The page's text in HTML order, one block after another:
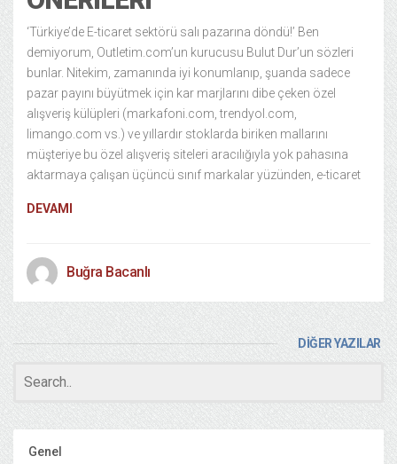
‘Türkiye’de E-ticaret sektörü salı pazarına döndü!’ Ben
demiyorum, Outletim.com’un kurucusu Bulut Dur’un sözleri
bunlar. Nitekim, zamanında iyi konumlanıp, şuanda sadece
pazar payını büyütmek için kar marjlarını dibe çeken özel
alışveriş külüpleri (markafoni.com, trendyol.com,
limango.com vs.) ve yıllardır stoklarda biriken mallarını
müşteriye bu özel alışveriş siteleri aracılığıyla yok pahasına
aktarmaya çalışan üçüncü sınıf markalar yüzünden, e-ticaret
DEVAMI
Buğra Bacanlı
DİĞER YAZILAR
Genel